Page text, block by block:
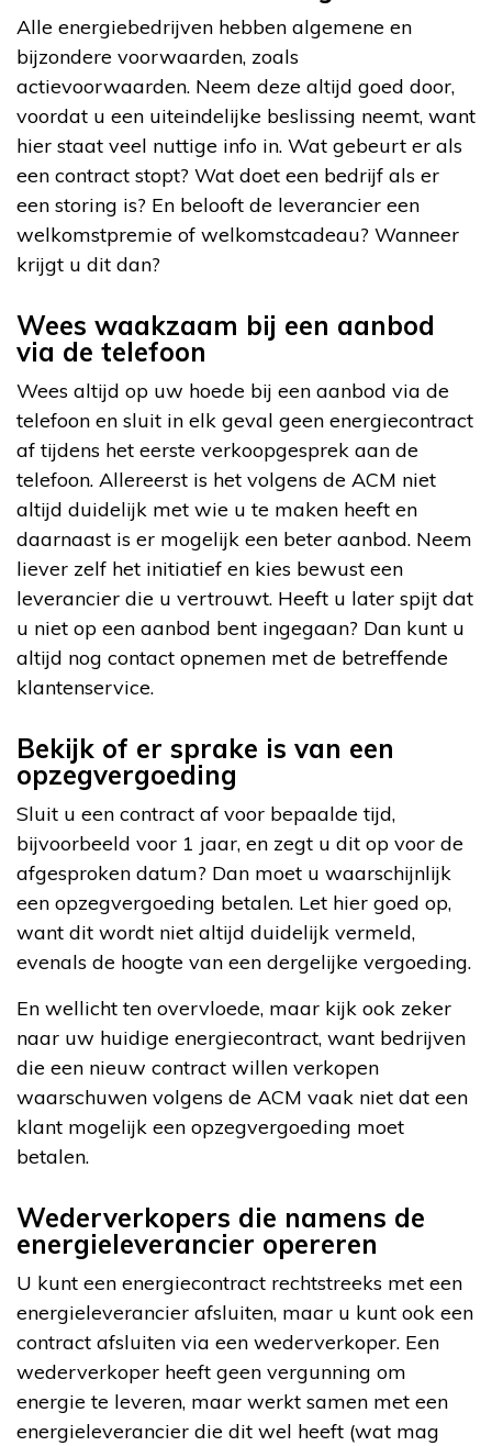
Alle energiebedrijven hebben algemene en
bijzondere voorwaarden, zoals
actievoorwaarden. Neem deze altijd goed door,
voordat u een uiteindelijke beslissing neemt, want
hier staat veel nuttige info in. Wat gebeurt er als
een contract stopt? Wat doet een bedrijf als er
een storing is? En belooft de leverancier een
welkomstpremie of welkomstcadeau? Wanneer
krijgt u dit dan?
Wees waakzaam bij een aanbod
via de telefoon
Wees altijd op uw hoede bij een aanbod via de
telefoon en sluit in elk geval geen energiecontract
af tijdens het eerste verkoopgesprek aan de
telefoon. Allereerst is het volgens de ACM niet
altijd duidelijk met wie u te maken heeft en
daarnaast is er mogelijk een beter aanbod. Neem
liever zelf het initiatief en kies bewust een
leverancier die u vertrouwt. Heeft u later spijt dat
u niet op een aanbod bent ingegaan? Dan kunt u
altijd nog contact opnemen met de betreffende
klantenservice.
Bekijk of er sprake is van een
opzegvergoeding
Sluit u een contract af voor bepaalde tijd,
bijvoorbeeld voor 1 jaar, en zegt u dit op voor de
afgesproken datum? Dan moet u waarschijnlijk
een opzegvergoeding betalen. Let hier goed op,
want dit wordt niet altijd duidelijk vermeld,
evenals de hoogte van een dergelijke vergoeding.
En wellicht ten overvloede, maar kijk ook zeker
naar uw huidige energiecontract, want bedrijven
die een nieuw contract willen verkopen
waarschuwen volgens de ACM vaak niet dat een
klant mogelijk een opzegvergoeding moet
betalen.
Wederverkopers die namens de
energieleverancier opereren
U kunt een energiecontract rechtstreeks met een
energieleverancier afsluiten, maar u kunt ook een
contract afsluiten via een wederverkoper. Een
wederverkoper heeft geen vergunning om
energie te leveren, maar werkt samen met een
energieleverancier die dit wel heeft (wat mag